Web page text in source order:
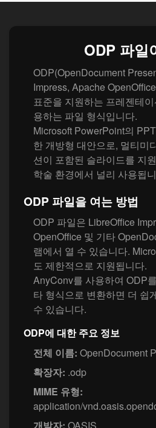
ODP 파일
ODP(OpenDocument
Impress, Apache
표준을 지원하는 프레젠테
용하는 파일 형식입니다.
Microsoft PowerPoint의
한 개방형 대안으로, 멀티미
션이 포함된 슬라이드를 지
학술 환경에서 널리 사용됩
ODP 파일을 여는 방법
ODP 파일은 LibreOffice
OpenOffice 및 기타
램에서 열 수 있습니다.
도 제한적으로 지원됩니다.
AnyConv를 사용하여 ODP
타 형식으로 변환하면 더 쉽
수 있습니다.
ODP에 대한 주요 정보
전체 이름: OpenDocument
확장자: .odp
MIME 유형:
application/